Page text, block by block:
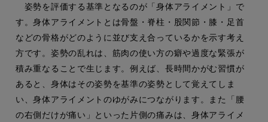
姿勢を評価する基準となるのが「身体アライメント」で
す。身体アライメントとは骨盤・脊柱・股関節・膝・足首
などの骨格がどのように並び支え合っているかを示す考え
方です。姿勢の乱れは、筋肉の使い方の癖や過度な緊張が
積み重なることで生じます。例えば、長時間かがむ習慣が
あると、身体はその姿勢を基準の姿勢として覚えてしま
い、身体アライメントのゆがみにつながります。また「腰
の右側だけが痛い」といった片側の痛みは、身体アライメ